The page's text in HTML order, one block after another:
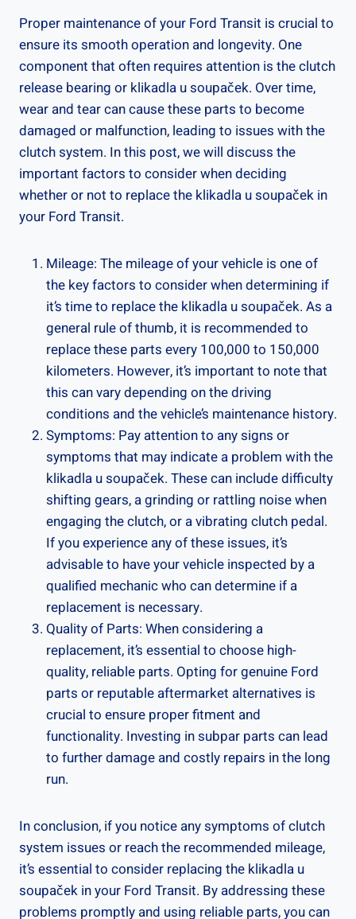
Proper maintenance⁤ of ​your Ford Transit is crucial to
ensure its smooth operation and longevity. One
component that often requires attention is the clutch
release bearing⁣ or klikadla u soupaček. Over time,
wear and tear⁢ can cause these parts to become
damaged ⁢or ​malfunction, leading to issues with ‍the
clutch system. In⁢ this post, we will discuss the
important factors⁤ to consider when deciding
whether or not to⁣ replace the ⁤klikadla u soupaček in
your Ford Transit.
Mileage: The mileage of your vehicle is one of
the⁤ key factors ​to consider when determining if
it’s time to⁢ replace the klikadla⁤ u soupaček. As a‍
general⁤ rule of‍ thumb,⁣ it is ‌recommended⁢ to
replace these parts every 100,000⁣ to 150,000
kilometers. However, it’s ⁤important to⁢ note that
this can vary depending on the ​driving
conditions and the vehicle’s maintenance history.
Symptoms: Pay‌ attention to any ⁢signs or⁢
symptoms that may indicate a problem ⁣with the
klikadla u soupaček. These⁤ can include difficulty
shifting gears,​ a grinding or rattling noise when
engaging the clutch, or a ‍vibrating clutch pedal.
If you experience ​any of these issues, it’s
advisable ​to have your vehicle inspected by a
qualified⁤ mechanic who can determine if a
replacement​ is necessary.
Quality ⁣of‌ Parts: When⁤ considering ⁢a
replacement, it’s essential to​ choose high-
quality, reliable parts. Opting for genuine Ford
parts or reputable aftermarket alternatives is
crucial to ensure proper fitment and‍
functionality. Investing in subpar parts can lead
to further ​damage and costly repairs in the long
run.
In conclusion, if you notice⁢ any symptoms of clutch
system‌ issues or reach the recommended mileage,
it’s essential to consider ⁢replacing the ⁢klikadla u
⁣soupaček in​ your Ford Transit. By ⁤addressing ⁣these
problems promptly and using reliable parts, you can